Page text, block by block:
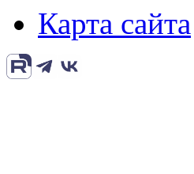
Карта сайта